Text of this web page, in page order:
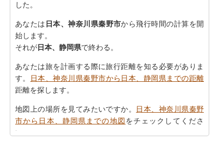
した。
あなたは 日本、神奈川県秦野市から飛行時間の計算を開
始します。
それが 日本、静岡県で終わる。
あなたは旅を計画する際に旅行距離を知る必要がありま
す。
日本、神奈川県秦野市から日本、静岡県までの距離
距離を探します。
地図上の場所を見てみたいですか。
日本、神奈川県秦野
市から日本、静岡県までの地図 をチェックしてくださ
い。